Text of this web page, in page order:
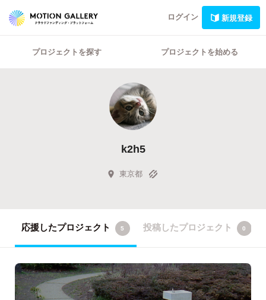
ログイン 新規登録
プロジェクトを探す プロジェクトを始める
k2h5
東京都
応援したプロジェクト 5 投稿したプロジェクト 0